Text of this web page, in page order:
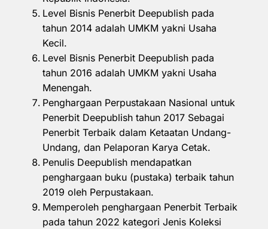
Level Bisnis Penerbit Deepublish pada
tahun 2014 adalah UMKM yakni Usaha
Kecil.
Level Bisnis Penerbit Deepublish pada
tahun 2016 adalah UMKM yakni Usaha
Menengah.
Penghargaan Perpustakaan Nasional untuk
Penerbit Deepublish tahun 2017 Sebagai
Penerbit Terbaik dalam Ketaatan Undang-
Undang, dan Pelaporan Karya Cetak.
Penulis Deepublish mendapatkan
penghargaan buku (pustaka) terbaik tahun
2019 oleh Perpustakaan.
Memperoleh penghargaan Penerbit Terbaik
pada tahun 2022 kategori Jenis Koleksi